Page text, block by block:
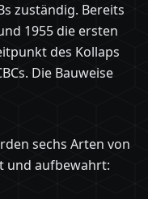
zuständig. Bereits
1955 die ersten
des Kollaps
Die Bauweise
sechs Arten von
und aufbewahrt: